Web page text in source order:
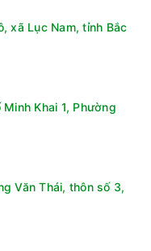
còn có thể nâng
nội dung trở nên sống
xã Lục Nam, tỉnh Bắc
Khai 1, Phường
Văn Thái, thôn số 3,